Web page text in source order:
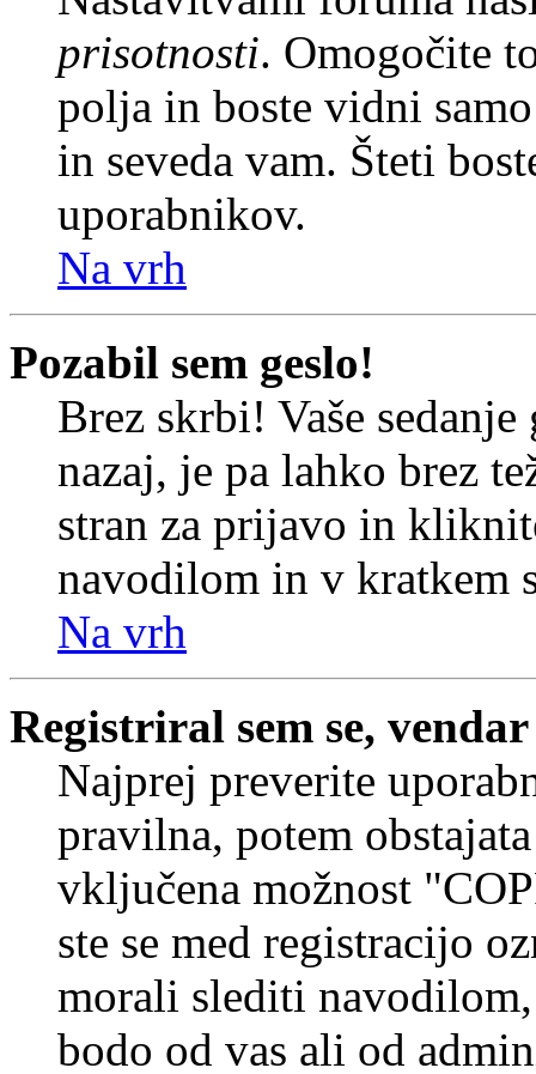
prisotnosti. Omogočite
polja in boste vidni
in seveda vam. Šteti
uporabnikov.
Na vrh
Pozabil sem geslo!
Brez skrbi! Vaše
nazaj, je pa lahko brez
stran za prijavo in
navodilom in v kratkem
Na vrh
Registriral sem se,
Najprej preverite
pravilna, potem
vključena možnost
ste se med registracijo
morali slediti
bodo od vas ali od